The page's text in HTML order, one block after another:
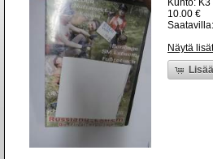
Kunto:
10.00 €
Näytä